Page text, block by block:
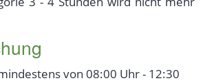
von 08:00 Uhr - 12:30